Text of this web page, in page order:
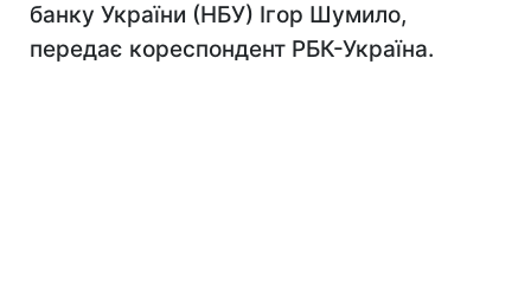
банку України (НБУ) Ігор Шумило,
передає кореспондент РБК-Україна.